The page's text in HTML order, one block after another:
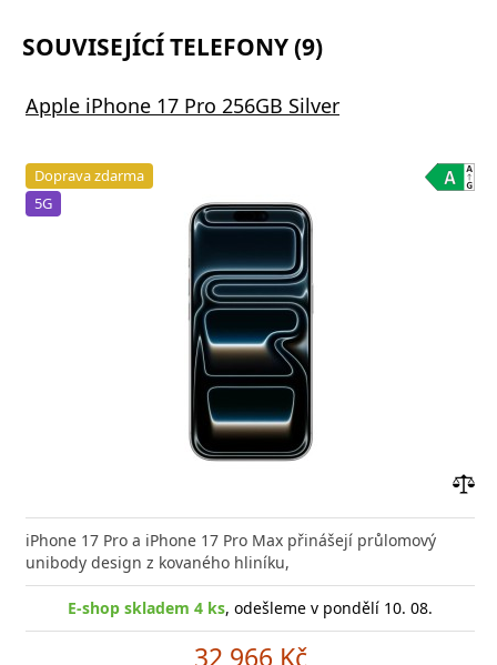
SOUVISEJÍCÍ TELEFONY (9)
Apple iPhone 17 Pro 256GB Silver
Doprava zdarma
5G
iPhone 17 Pro a iPhone 17 Pro Max přinášejí průlomový
unibody design z kovaného hliníku,
E-shop skladem 4 ks, odešleme v pondělí 10. 08.
32 966 Kč